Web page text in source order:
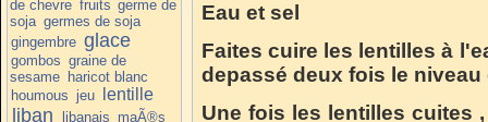
de chevre fruits germe de
soja germes de soja
gingembre glace
gombos graine de
sesame haricot blanc
houmous jeu lentille
liban libanais maÃ®s
Eau et sel
Faites cuire les lentilles à
depassé deux fois le niveau
Une fois les lentilles cuites